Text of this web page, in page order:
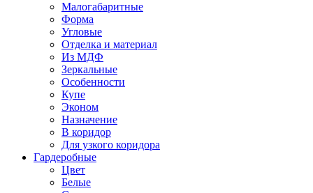
Малогабаритные
Форма
Угловые
Отделка и материал
Из МДФ
Зеркальные
Особенности
Купе
Эконом
Назначение
В коридор
Для узкого коридора
Гардеробные
Цвет
Белые